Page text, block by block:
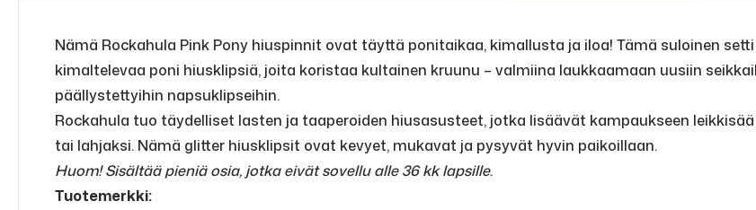
Nämä Rockahula Pink Pony hiuspinnit ovat täyttä ponitaikaa, kimallusta ja iloa! Tämä suloinen
kimaltelevaa poni hiusklipsiä, joita koristaa kultainen kruunu – valmiina laukkaamaan uusiin
päällystettyihin napsuklipseihin.
Rockahula tuo täydelliset lasten ja taaperoiden hiusasusteet, jotka lisäävät kampaukseen
tai lahjaksi. Nämä glitter hiusklipsit ovat kevyet, mukavat ja pysyvät hyvin paikoillaan.
Huom! Sisältää pieniä osia, jotka eivät sovellu alle 36 kk lapsille.
Tuotemerkki: